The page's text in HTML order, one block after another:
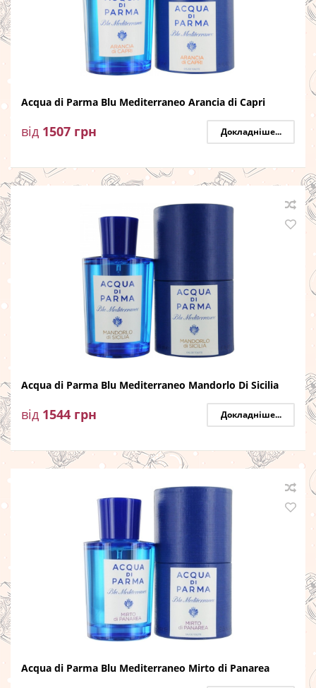
Acqua di Parma Blu Mediterraneo Arancia di Capri
від 1507 грн Докладніше...
Acqua di Parma Blu Mediterraneo Mandorlo Di Sicilia
від 1544 грн Докладніше...
Acqua di Parma Blu Mediterraneo Mirto di Panarea